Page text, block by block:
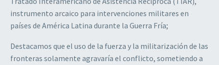
instrumento arcaico para intervenciones militares en
países de América Latina durante la Guerra Fría;
Destacamos que el uso de la fuerza y la militarización de las
fronteras solamente agravaría el conflicto, sometiendo a